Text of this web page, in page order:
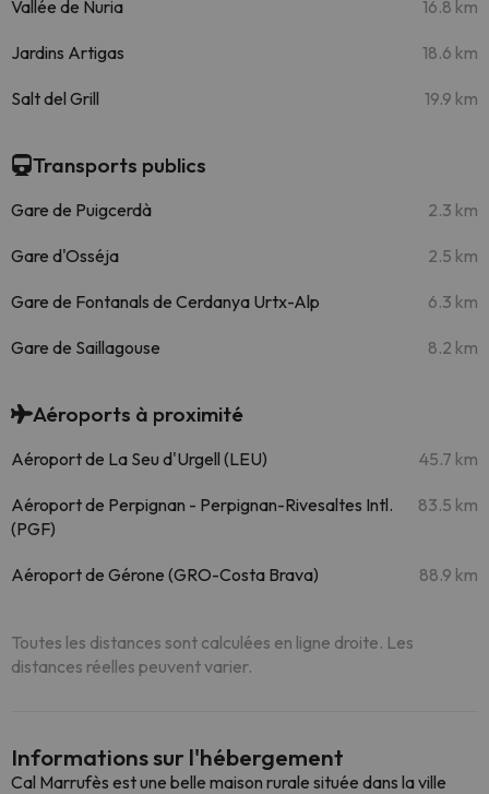
Vallée de Nuria 16.8 km
Jardins Artigas 18.6 km
Salt del Grill 19.9 km
Transports publics
Gare de Puigcerdà 2.3 km
Gare d'Osséja 2.5 km
Gare de Fontanals de Cerdanya Urtx-Alp 6.3 km
Gare de Saillagouse 8.2 km
Aéroports à proximité
Aéroport de La Seu d'Urgell (LEU) 45.7 km
Aéroport de Perpignan - Perpignan-Rivesaltes Intl.
(PGF)
83.5 km
Aéroport de Gérone (GRO-Costa Brava) 88.9 km
Toutes les distances sont calculées en ligne droite. Les
distances réelles peuvent varier.
Informations sur l'hébergement
Cal Marrufès est une belle maison rurale située dans la ville